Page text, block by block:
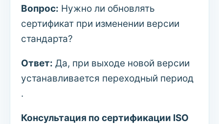
Вопрос: Нужно ли обновлять
сертификат при изменении версии
стандарта?
Ответ: Да, при выходе новой версии
устанавливается переходный период
.
Консультация по сертификации ISO